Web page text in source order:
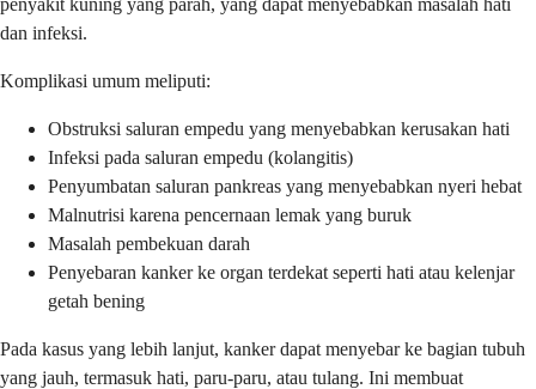
penyakit kuning yang parah, yang dapat menyebabkan masalah hati
dan infeksi.
Komplikasi umum meliputi:
Obstruksi saluran empedu yang menyebabkan kerusakan hati
Infeksi pada saluran empedu (kolangitis)
Penyumbatan saluran pankreas yang menyebabkan nyeri hebat
Malnutrisi karena pencernaan lemak yang buruk
Masalah pembekuan darah
Penyebaran kanker ke organ terdekat seperti hati atau kelenjar
getah bening
Pada kasus yang lebih lanjut, kanker dapat menyebar ke bagian tubuh
yang jauh, termasuk hati, paru-paru, atau tulang. Ini membuat